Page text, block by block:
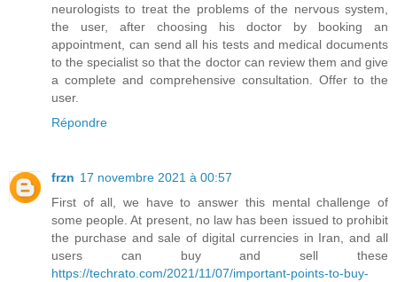
neurologists to treat the problems of the nervous system,
the user, after choosing his doctor by booking an
appointment, can send all his tests and medical documents
to the specialist so that the doctor can review them and give
a complete and comprehensive consultation. Offer to the
user.
Répondre
frzn 17 novembre 2021 à 00:57
First of all, we have to answer this mental challenge of
some people. At present, no law has been issued to prohibit
the purchase and sale of digital currencies in Iran, and all
users can buy and sell these
https://techrato.com/2021/11/07/important-points-to-buy-